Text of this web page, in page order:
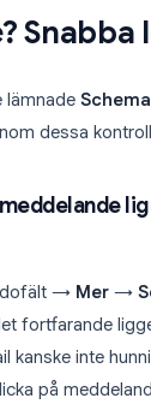
Snabba
lämnade
dessa
→ Mer →
fortfarande
kanske inte
på